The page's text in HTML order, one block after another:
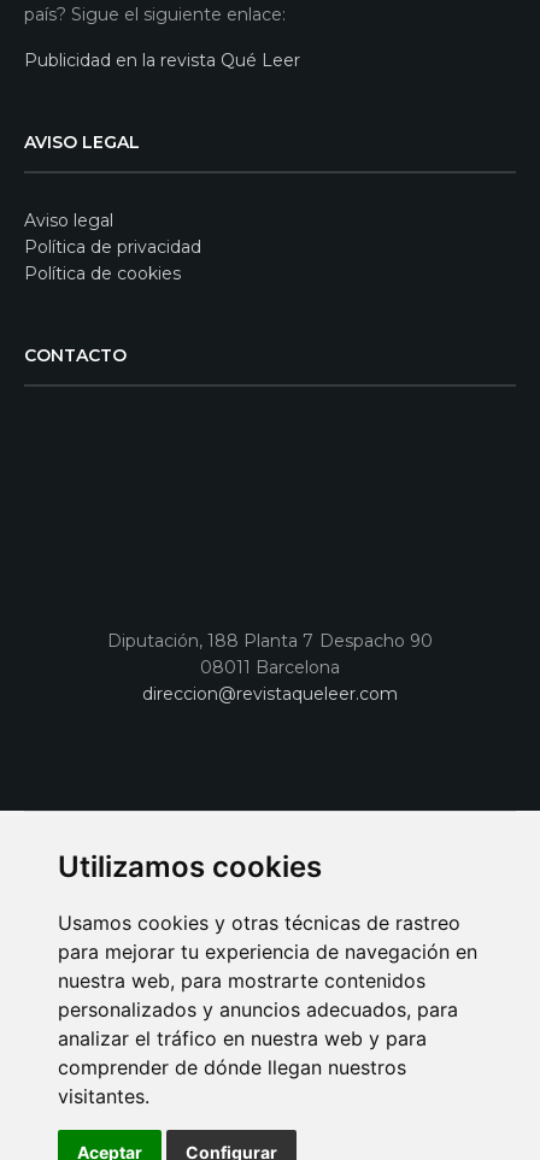
Utilizamos cookies
Usamos cookies y otras técnicas de rastreo
para mejorar tu experiencia de navegación en
nuestra web, para mostrarte contenidos
personalizados y anuncios adecuados, para
analizar el tráfico en nuestra web y para
comprender de dónde llegan nuestros
visitantes.
Aceptar Configurar
país? Sigue el siguiente enlace:
Publicidad en la revista Qué Leer
AVISO LEGAL
Aviso legal
Política de privacidad
Política de cookies
CONTACTO
Diputación, 188 Planta 7 Despacho 90
08011 Barcelona
direccion@revistaqueleer.com
AVISO LEGAL POLITICA DE COOKIES
POLITICA DE PRIVACIDAD
PUBLICIDAD EN LA REVISTA QUÉ LEER
SORTEO-PREESTRENOS
SUSCRIPCIONES
Connecor Revistas